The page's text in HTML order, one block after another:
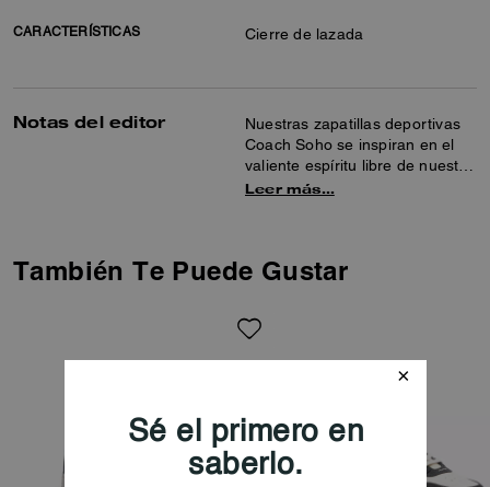
CARACTERÍSTICAS Cierre de lazada
Notas del editor
Nuestras zapatillas deportivas
Coach Soho se inspiran en el
valiente espíritu libre de nuestra
ciudad natal de Nueva York y
y lona de firma, cuenta con un
entresuela que contiene al
biológico, creado a través de un
renovables en lugar de fósiles.
Su cómodo estilo se completa
con una suela exterior de goma
con ranuras con el detalle de un
Leer más…
También Te Puede Gustar